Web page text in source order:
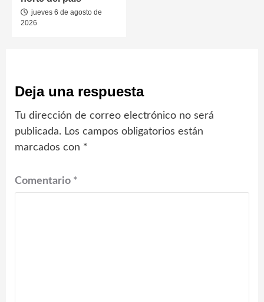
jueves 6 de agosto de
2026
Deja una respuesta
Tu dirección de correo electrónico no será
publicada. Los campos obligatorios están
marcados con *
Comentario *